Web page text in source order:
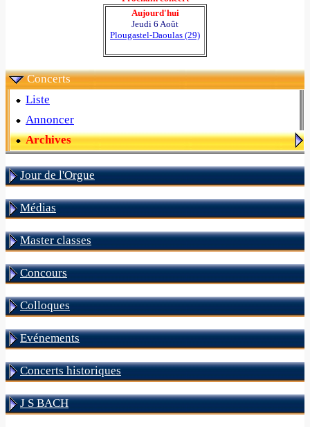
Aujourd'hui
Jeudi 6 Août
Plougastel-Daoulas (29)
Concerts
Liste
Annoncer
Archives
Jour de l'Orgue
Médias
Master classes
Concours
Colloques
Evénements
Concerts historiques
J S BACH